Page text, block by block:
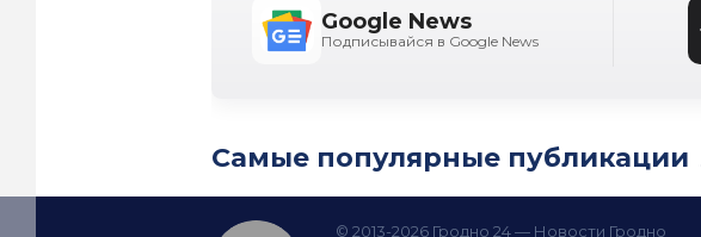
Google News
Подписывайся в Google News
Самые популярные публикации
© 2013-2026 Гродно 24 — Новости Гродно